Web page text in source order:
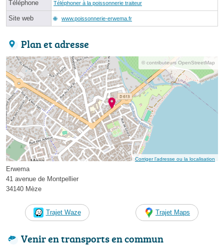
Téléphone Téléphoner à la poissonnerie traiteur
Site web www.poissonnerie-erwema.fr
Plan et adresse
© contributeurs OpenStreetMap
Corriger l’adresse ou la localisation
Erwema
41 avenue de Montpellier
34140 Mèze
Trajet Waze Trajet Maps
Venir en transports en commun